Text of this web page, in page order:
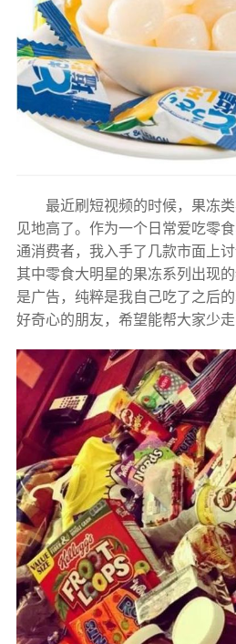
最近刷短视频的时候，果冻
见地高了。作为一个日常爱吃零
通消费者，我入手了几款市面上
其中零食大明星的果冻系列出现
是广告，纯粹是我自己吃了之后
好奇心的朋友，希望能帮大家少走